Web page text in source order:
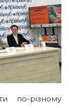
по-різному